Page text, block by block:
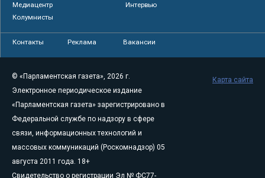
Медиацентр
Интервью
Колумнисты
Контакты Реклама Вакансии
© «Парламентская газета», 2026 г.
Электронное периодическое издание
«Парламентская газета» зарегистрировано в
Федеральной службе по надзору в сфере
связи, информационных технологий и
массовых коммуникаций (Роскомнадзор) 05
августа 2011 года. 18+
Свидетельство о регистрации Эл № ФС77-
Карта сайта